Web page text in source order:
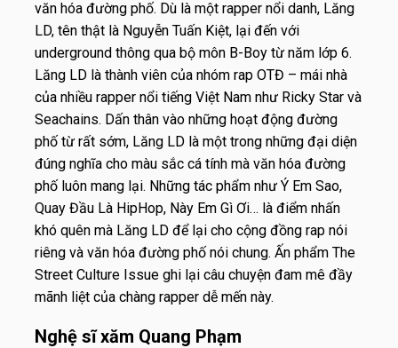
văn hóa đường phố. Dù là một rapper nổi danh, Lăng
LD, tên thật là Nguyễn Tuấn Kiệt, lại đến với
underground thông qua bộ môn B-Boy từ năm lớp 6.
Lăng LD là thành viên của nhóm rap OTĐ – mái nhà
của nhiều rapper nổi tiếng Việt Nam như Ricky Star và
Seachains. Dấn thân vào những hoạt động đường
phố từ rất sớm, Lăng LD là một trong những đại diện
đúng nghĩa cho màu sắc cá tính mà văn hóa đường
phố luôn mang lại. Những tác phẩm như Ý Em Sao,
Quay Đầu Là HipHop, Này Em Gì Ơi… là điểm nhấn
khó quên mà Lăng LD để lại cho cộng đồng rap nói
riêng và văn hóa đường phố nói chung. Ấn phẩm The
Street Culture Issue ghi lại câu chuyện đam mê đầy
mãnh liệt của chàng rapper dễ mến này.
Nghệ sĩ xăm Quang Phạm